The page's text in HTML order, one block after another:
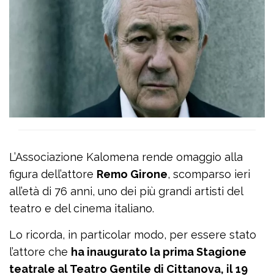
L’Associazione Kalomena rende omaggio alla
figura dell’attore Remo Girone, scomparso ieri
all’età di 76 anni, uno dei più grandi artisti del
teatro e del cinema italiano.
Lo ricorda, in particolar modo, per essere stato
l’attore che ha inaugurato la prima Stagione
teatrale al Teatro Gentile di Cittanova, il 19